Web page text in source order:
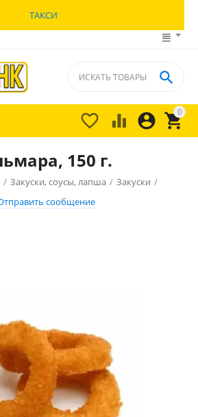
ТАКСИ
0


 

150 г.
/ Закуски, соусы, лапша / Закуски /
сообщение